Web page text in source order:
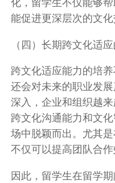
能促进更深层次的文化
（四）长期跨文化适
跨文化适应能力的培
还会对未来的职业发
深入，企业和组织越
跨文化沟通能力和文
场中脱颖而出。尤其
不仅可以提高团队合作
因此，留学生在留学